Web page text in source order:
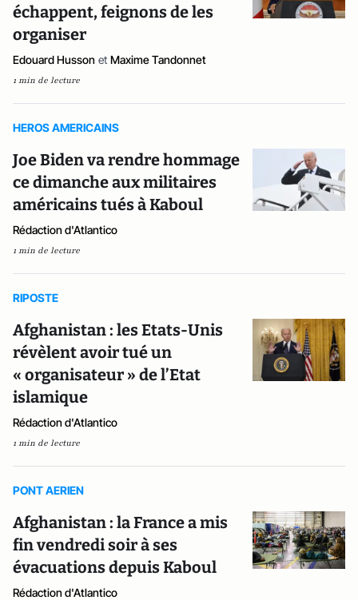
échappent, feignons de les
organiser
Edouard Husson et Maxime Tandonnet
1 min de lecture
HEROS AMERICAINS
Joe Biden va rendre hommage
ce dimanche aux militaires
américains tués à Kaboul
Rédaction d'Atlantico
1 min de lecture
RIPOSTE
Afghanistan : les Etats-Unis
révèlent avoir tué un
« organisateur » de l’Etat
islamique
Rédaction d'Atlantico
1 min de lecture
PONT AERIEN
Afghanistan : la France a mis
fin vendredi soir à ses
évacuations depuis Kaboul
Rédaction d'Atlantico